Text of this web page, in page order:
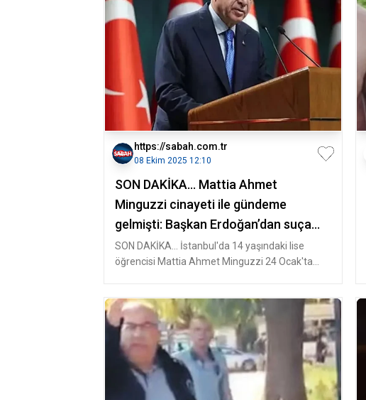
https://sabah.com.tr
08 Ekim 2025 12:10
SON DAKİKA… Mattia Ahmet
Minguzzi cinayeti ile gündeme
gelmişti: Başkan Erdoğan’dan suça
sürüklenen çocuklar ile ilgili net
mesaj!
SON DAKİKA… İstanbul'da 14 yaşındaki lise
öğrencisi Mattia Ahmet Minguzzi 24 Ocak'ta